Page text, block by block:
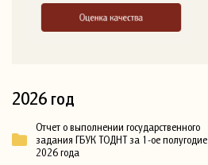
2026 год
Отчет о выполнении государственного
задания ГБУК ТОДНТ за 1-ое полугодие
2026 года